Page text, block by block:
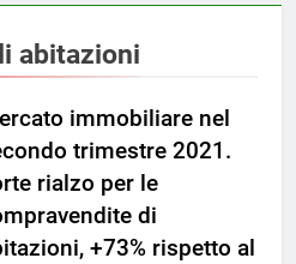
abitazioni
immobiliare nel
trimestre 2021.
rialzo per le
di
+73% rispetto al